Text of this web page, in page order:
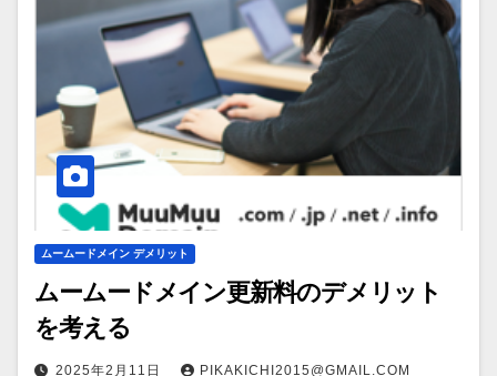
ムームードメイン デメリット
ムームードメイン更新料のデメリット
を考える
2025年2月11日 PIKAKICHI2015@GMAIL.COM